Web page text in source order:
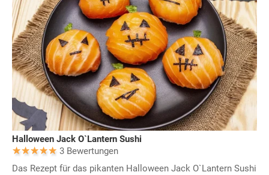
Halloween Jack O`Lantern Sushi
3 Bewertungen
Das Rezept für das pikanten Halloween Jack O`Lantern Sushi